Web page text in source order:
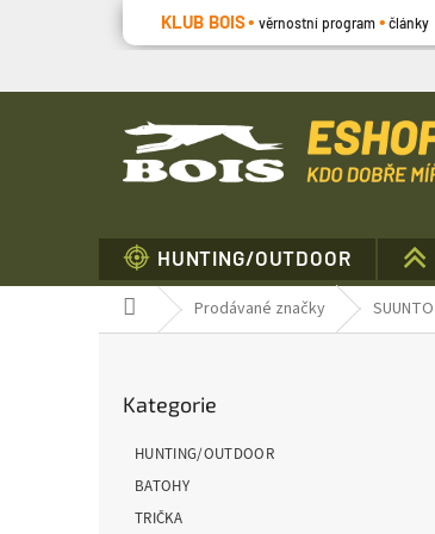
KLUB BOIS věrnostní program články
HUNTING/OUTDOOR
Domů Prodávané značky SUUNTO
kategorie
Kategorie
HUNTING/OUTDOOR
BATOHY
TRIČKA